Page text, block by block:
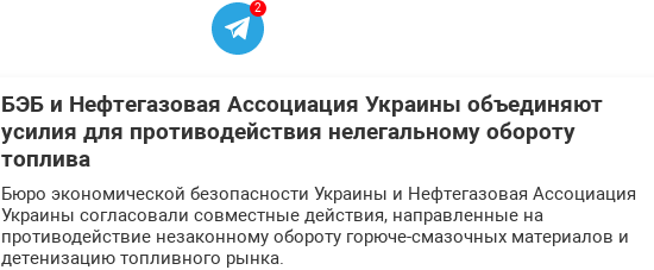
2
БЭБ и Нефтегазовая Ассоциация Украины объединяют
усилия для противодействия нелегальному обороту
топлива
Бюро экономической безопасности Украины и Нефтегазовая Ассоциация
Украины согласовали совместные действия, направленные на
противодействие незаконному обороту горюче-смазочных материалов и
детенизацию топливного рынка.